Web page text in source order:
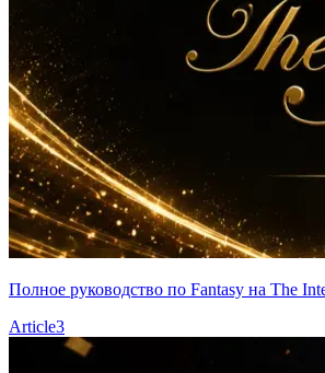
Полное руководство по Fantasy на The
Article3